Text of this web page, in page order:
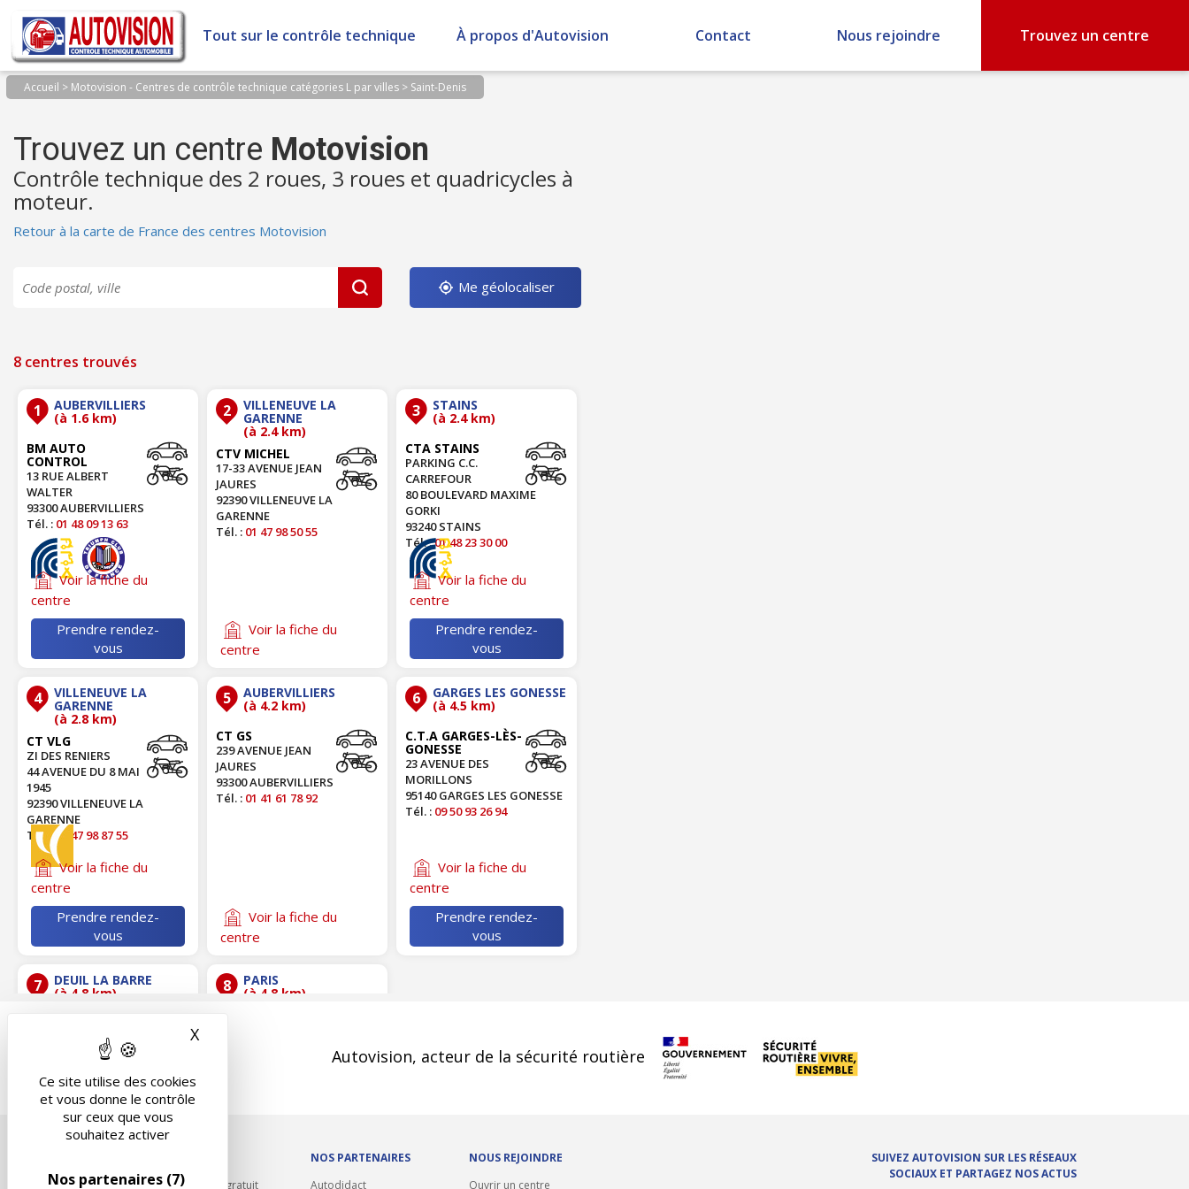
Panneau de gestion des cookies
Ce site utilise des cookies
et vous donne le contrôle
sur ceux que vous
souhaitez activer
Nos partenaires (7)
X
Tout sur le contrôle technique À propos d'Autovision Contact Nous rejoindre Trouvez un centre
Accueil > Motovision - Centres de contrôle technique catégories L par villes> Saint-Denis
Trouvez un centre Motovision
Contrôle technique des 2 roues, 3 roues et quadricycles à
moteur.
Retour à la carte de France des centres Motovision
Me géolocaliser
8 centres trouvés
1 AUBERVILLIERS
(à 1.6 km)
BM AUTO
CONTROL
13 RUE ALBERT
WALTER
93300 AUBERVILLIERS
Tél. : 01 48 09 13 63
Voir la fiche du
centre
Prendre rendez-
vous
2 VILLENEUVE LA
GARENNE
(à 2.4 km)
CTV MICHEL
17-33 AVENUE JEAN
JAURES
92390 VILLENEUVE LA
GARENNE
Tél. : 01 47 98 50 55
Voir la fiche du
centre
3 STAINS
(à 2.4 km)
CTA STAINS
PARKING C.C.
CARREFOUR
80 BOULEVARD MAXIME
GORKI
93240 STAINS
Tél. :01 48 23 30 00
Voir la fiche du
centre
Prendre rendez-
vous
4 VILLENEUVE LA
GARENNE
(à 2.8 km)
CT VLG
ZI DES RENIERS
44 AVENUE DU 8 MAI
1945
92390 VILLENEUVE LA
GARENNE
Tél. :01 47 98 87 55
Voir la fiche du
centre
Prendre rendez-
vous
5 AUBERVILLIERS
(à 4.2 km)
CT GS
239 AVENUE JEAN
JAURES
93300 AUBERVILLIERS
Tél. : 01 41 61 78 92
Voir la fiche du
centre
6 GARGES LES GONESSE
(à 4.5 km)
C.T.A GARGES-LÈS-
GONESSE
23 AVENUE DES
MORILLONS
95140 GARGES LES GONESSE
Tél. : 09 50 93 26 94
Voir la fiche du
centre
Prendre rendez-
vous
7 DEUIL LA BARRE
(à 4.8 km)
61 RUE CHARLES DE
95170 DEUIL LA BARRE
Tél. : 01 39 34 70 00
centre
8 PARIS
(à 4.8 km)
Voir la fiche du
Autovision, acteur de la sécurité routière
Rappel contrôle technique gratuit
NOS PARTENAIRES
Autodidact
NOUS REJOINDRE
Ouvrir un centre
SUIVEZ AUTOVISION SUR LES RÉSEAUX
SOCIAUX ET PARTAGEZ NOS ACTUS